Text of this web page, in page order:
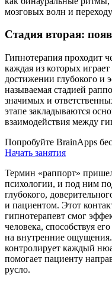
мозговых волн и
Стадия вторая:
Гипнотерапия проходит
каждая из которых
достижении глубокого и
называемая стадией
значимых и
этапе закладываются
взаимодействия между
Попробуйте BrainApps
Начать занятия
Термин «раппорт»
психологии, и под ним
глубокого,
и пациентом. Этот
гипнотерапевт смог
человека, способствуя
на внутренние
контролирует каждый
помогает пациенту
русло.